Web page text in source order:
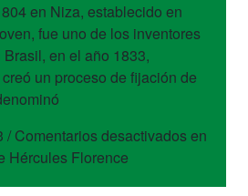
en Niza, establecido en
fue uno de los inventores
en el año 1833,
un proceso de fijación de
/ Comentarios desactivadosen
Hércules Florence